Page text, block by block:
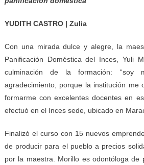
YUDITH CASTRO | Zulia
Con una mirada dulce y alegre, la
Panificación Doméstica del Inces, Yuli
culminación de la formación: “soy
agradecimiento, porque la institución me
formarme con excelentes docentes en
efectuó en el Inces sede, ubicado en
Finalizó el curso con 15 nuevos
de producir para el pueblo a precios
por la maestra. Morillo es odontóloga de